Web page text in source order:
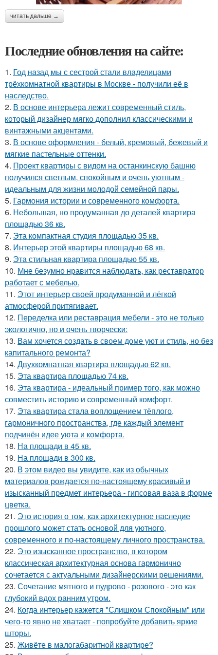
читать дальше →
Последние обновления на сайте:
1. Год назад мы с сестрой стали владелицами
трёхкомнатной квартиры в Москве - получили её в
наследство.
2. В основе интерьера лежит современный стиль,
который дизайнер мягко дополнил классическими и
винтажными акцентами.
3. В основе оформления - белый, кремовый, бежевый и
мягкие пастельные оттенки.
4. Проект квартиры с видом на останкинскую башню
получился светлым, спокойным и очень уютным -
идеальным для жизни молодой семейной пары.
5. Гармония истории и современного комфорта.
6. Небольшая, но продуманная до деталей квартира
площадью 36 кв.
7. Эта компактная студия площадью 35 кв.
8. Интерьер этой квартиры площадью 68 кв.
9. Эта стильная квартира площадью 55 кв.
10. Мне безумно нравится наблюдать, как реставратор
работает с мебелью.
11. Этот интерьер своей продуманной и лёгкой
атмосферой притягивает.
12. Переделка или реставрация мебели - это не только
экологично, но и очень творчески:
13. Вам хочется создать в своем доме уют и стиль, но без
капитального ремонта?
14. Двухкомнатная квартира площадью 62 кв.
15. Эта квартира площадью 74 кв.
16. Эта квартира - идеальный пример того, как можно
совместить историю и современный комфорт.
17. Эта квартира стала воплощением тёплого,
гармоничного пространства, где каждый элемент
подчинён идее уюта и комфорта.
18. На площади в 45 кв.
19. На площади в 300 кв.
20. В этом видео вы увидите, как из обычных
материалов рождается по-настоящему красивый и
изысканный предмет интерьера - гипсовая ваза в форме
цветка.
21. Это история о том, как архитектурное наследие
прошлого может стать основой для уютного,
современного и по-настоящему личного пространства.
22. Это изысканное пространство, в котором
классическая архитектурная основа гармонично
сочетается с актуальными дизайнерскими решениями.
23. Сочетание мятного и пудрово - розового - это как
глубокий вдох ранним утром.
24. Когда интерьер кажется "Слишком Спокойным" или
чего-то явно не хватает - попробуйте добавить яркие
шторы.
25. Живёте в малогабаритной квартире?